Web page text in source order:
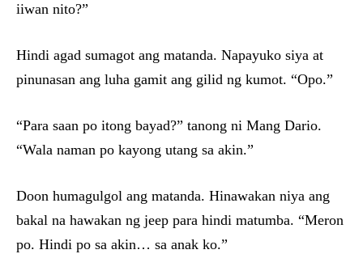
iiwan nito?”
Hindi agad sumagot ang matanda. Napayuko siya at
pinunasan ang luha gamit ang gilid ng kumot. “Opo.”
“Para saan po itong bayad?” tanong ni Mang Dario.
“Wala naman po kayong utang sa akin.”
Doon humagulgol ang matanda. Hinawakan niya ang
bakal na hawakan ng jeep para hindi matumba. “Meron
po. Hindi po sa akin… sa anak ko.”